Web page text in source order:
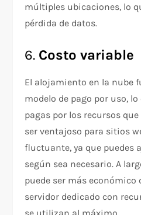
múltiples ubicaciones, lo
pérdida de datos.
6. Costo variable
El alojamiento en la nube
modelo de pago por uso,
pagas por los recursos
ser ventajoso para sitios
fluctuante, ya que puedes
según sea necesario. A
puede ser más económico
servidor dedicado con